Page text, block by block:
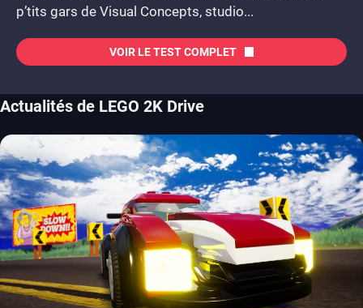
p’tits gars de Visual Concepts, studio...
VOIR LE TEST COMPLET
Actualités de LEGO 2K Drive